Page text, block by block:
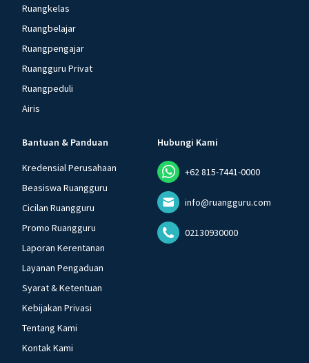
Ruangkelas
Ruangbelajar
Ruangpengajar
Ruangguru Privat
Ruangpeduli
Airis
Bantuan & Panduan
Kredensial Perusahaan
Beasiswa Ruangguru
Cicilan Ruangguru
Promo Ruangguru
Laporan Kerentanan
Layanan Pengaduan
Syarat & Ketentuan
Kebijakan Privasi
Tentang Kami
Kontak Kami
Hubungi Kami
+62 815-7441-0000
info@ruangguru.com
02130930000